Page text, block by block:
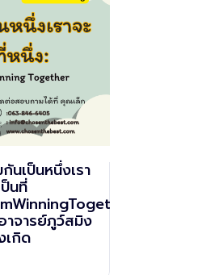
นเป็นหนึ่งเรา
ป็นที่
าจารย์ภูว์สมิง
เกิด